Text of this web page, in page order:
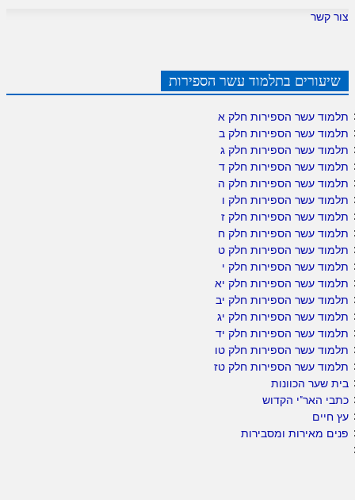
צור קשר
שיעורים בתלמוד עשר הספירות
תלמוד עשר הספירות חלק א
תלמוד עשר הספירות חלק ב
תלמוד עשר הספירות חלק ג
תלמוד עשר הספירות חלק ד
תלמוד עשר הספירות חלק ה
תלמוד עשר הספירות חלק ו
תלמוד עשר הספירות חלק ז
תלמוד עשר הספירות חלק ח
תלמוד עשר הספירות חלק ט
תלמוד עשר הספירות חלק י
תלמוד עשר הספירות חלק יא
תלמוד עשר הספירות חלק יב
תלמוד עשר הספירות חלק יג
תלמוד עשר הספירות חלק יד
תלמוד עשר הספירות חלק טו
תלמוד עשר הספירות חלק טז
בית שער הכוונות
כתבי האר"י הקדוש
עץ חיים
פנים מאירות ומסבירות